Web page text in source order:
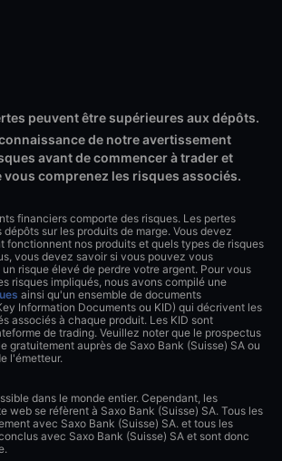
peuvent être supérieures aux dépôts.
de notre avertissement
avant de commencer à trader et
vous comprenez les risques associés.
financiers comporte des risques. Les pertes
sur les produits de marge. Vous devez
fonctionnent nos produits et quels types de risques
vous devez savoir si vous pouvez vous
risque élevé de perdre votre argent. Pour vous
risques impliqués, nous avons compilé une
ainsi qu'un ensemble de documents
Information Documents ou KID) qui décrivent les
associés à chaque produit. Les KID sont
de trading. Veuillez noter que le prospectus
gratuitement auprès de Saxo Bank (Suisse) SA ou
l'émetteur.
dans le monde entier. Cependant, les
web se réfèrent à Saxo Bank (Suisse) SA. Tous les
avec Saxo Bank (Suisse) SA. et tous les
avec Saxo Bank (Suisse) SA et sont donc